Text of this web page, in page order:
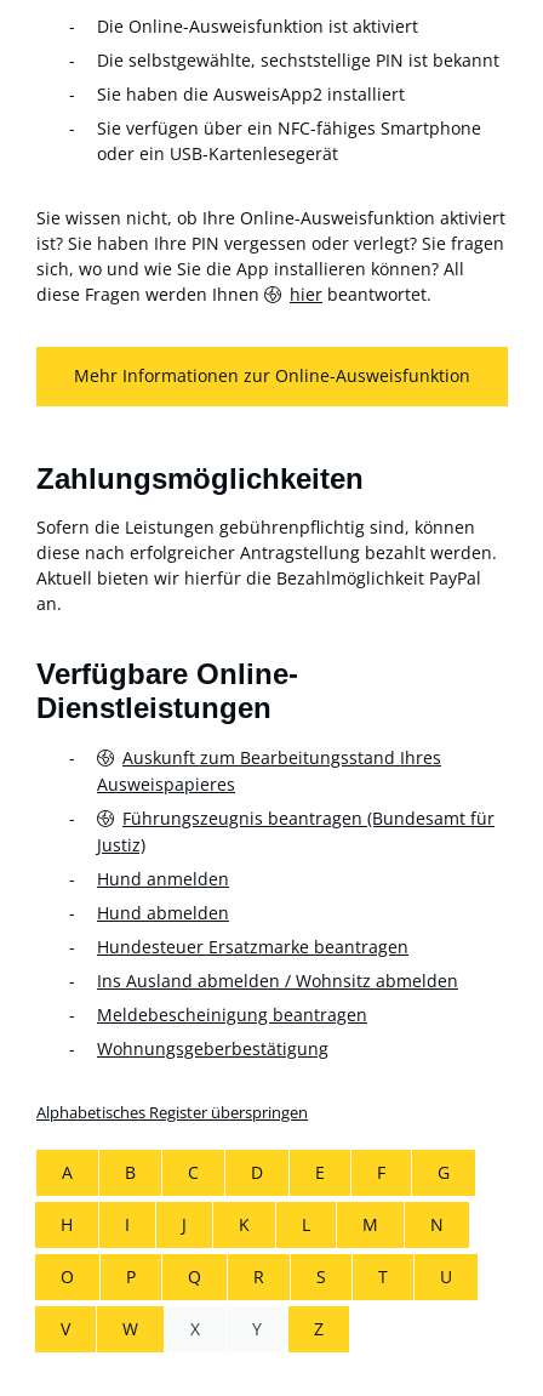
Die Online-Ausweisfunktion ist aktiviert
Die selbstgewählte, sechststellige PIN ist bekannt
Sie haben die AusweisApp2 installiert
Sie verfügen über ein NFC-fähiges Smartphone
oder ein USB-Kartenlesegerät
Sie wissen nicht, ob Ihre Online-Ausweisfunktion aktiviert
ist? Sie haben Ihre PIN vergessen oder verlegt? Sie fragen
sich, wo und wie Sie die App installieren können? All
diese Fragen werden Ihnen
hier beantwortet.
Mehr Informationen zur Online-Ausweisfunktion
Zahlungsmöglichkeiten
Sofern die Leistungen gebührenpflichtig sind, können
diese nach erfolgreicher Antragstellung bezahlt werden.
Aktuell bieten wir hierfür die Bezahlmöglichkeit PayPal
an.
Verfügbare Online-
Dienstleistungen
Auskunft zum Bearbeitungsstand Ihres
Ausweispapieres
Führungszeugnis beantragen (Bundesamt für
Justiz)
Hund anmelden
Hund abmelden
Hundesteuer Ersatzmarke beantragen
Ins Ausland abmelden / Wohnsitz abmelden
Meldebescheinigung beantragen
Wohnungsgeberbestätigung
Alphabetisches Register überspringen
A B C D E F G
H I J K L M N
O P Q R S T U
V W X Y Z